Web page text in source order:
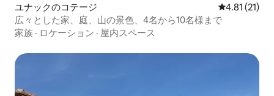
ユナックのコテージ レビュー21
4.81 (21)
広々とした家、庭、山の景色、4名から10名様まで
家族 · ロケーション · 屋内スペース